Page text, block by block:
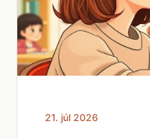
21. júl 2026